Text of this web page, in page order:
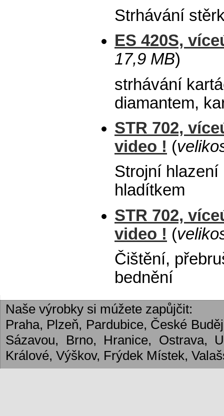
Strhávání
ES 420S,
17,9 MB)
strhávání
diamantem,
STR 702,
video ! (
Strojní hlazení
hladítkem
STR 702,
video ! (
Čištění,
bednění
Naše výrobky si múžete zapůjčit:
Praha, Plzeň, Pardubice, České
Sázavou, Brno, Hranice, Ostrava,
Králové, Výškov, Frýdek Místek,